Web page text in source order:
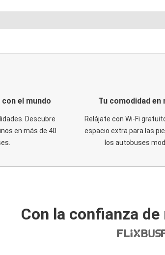
el mundo
Descubre
en más de 40
Tu comodidad en
Relájate con Wi-Fi
espacio extra para las
los autobuses
Con la confianza